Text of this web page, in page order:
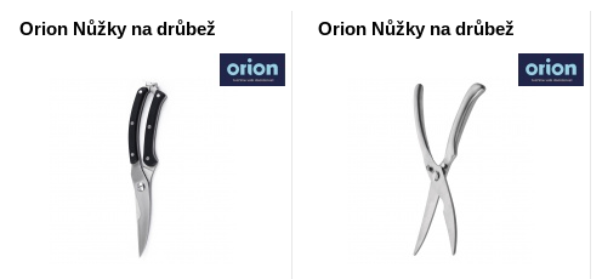
Orion Nůžky na drůbež Orion Nůžky na drůbež